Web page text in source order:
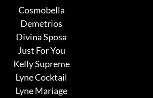
Cosmobella
Demetrios
Divina Sposa
Just For You
Kelly Supreme
Lyne Cocktail
Lyne Mariage